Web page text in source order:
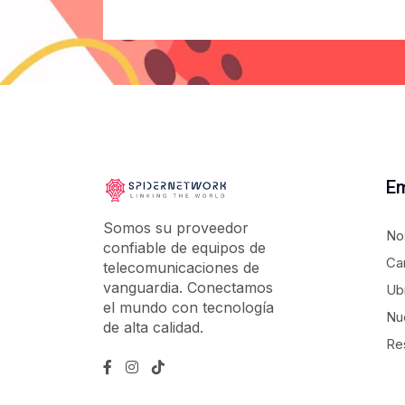
Somos su proveedor
confiable de equipos de
telecomunicaciones de
vanguardia. Conectamos
el mundo con tecnología
de alta calidad.